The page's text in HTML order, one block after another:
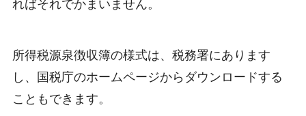
ればそれでかまいません。
所得税源泉徴収簿の様式は、税務署にあります
し、国税庁のホームページからダウンロードする
こともできます。